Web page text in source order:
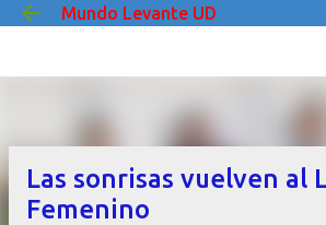
Ir al contenido
Mundo Levante UD
Las sonrisas vuelven al
Femenino